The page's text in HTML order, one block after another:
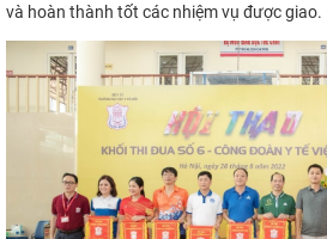
và hoàn thành tốt các nhiệm vụ được giao.